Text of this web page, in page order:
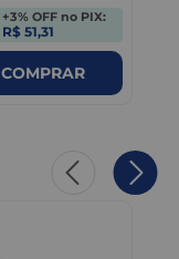
+3% OFF no PIX:
R$ 51,31
COMPRAR